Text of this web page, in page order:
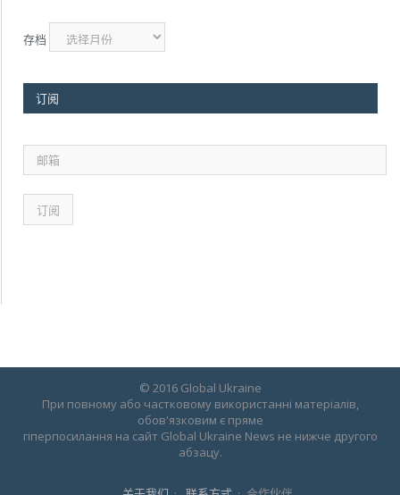
存档
订阅
© 2016 Global Ukraine
При повному або частковому використанні матеріалів,
обов'язковим є пряме
гіперпосилання на сайт Global Ukraine News не нижче другого
абзацу.